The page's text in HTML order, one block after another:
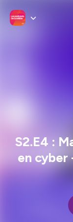
S2.E4 :
en cyber